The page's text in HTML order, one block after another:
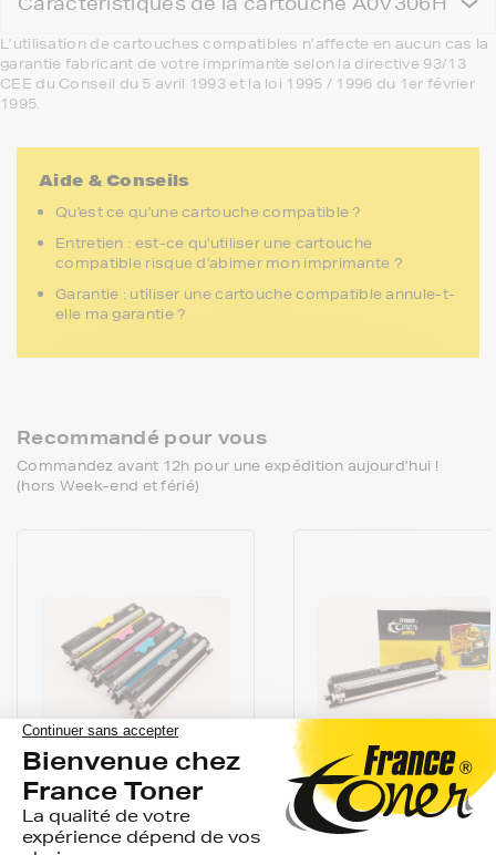
L’utilisation de cartouches compatibles n’affecte en aucun cas la
garantie fabricant de votre imprimante selon la directive 93/13
CEE du Conseil du 5 avril 1993 et la loi 1995 / 1996 du 1er février
1995.
Recommandé pour vous
Commandez avant 12h pour une expédition aujourd’hui !
(hors Week-end et férié)
FRANCETONER
Pack de 4 toners
FRANCETONER
Toner FranceToner
Aide & Conseils
Qu'est ce qu'une cartouche compatible ?
Entretien : est-ce qu'utiliser une cartouche
compatible risque d'abimer mon imprimante ?
Garantie : utiliser une cartouche compatible annule-t-
elle ma garantie ?